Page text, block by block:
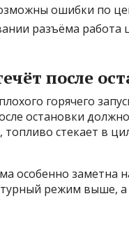
ошибки по
разъёма работа
после
горячего
остановки
топливо стекает в
особенно заметна
режим выше, а